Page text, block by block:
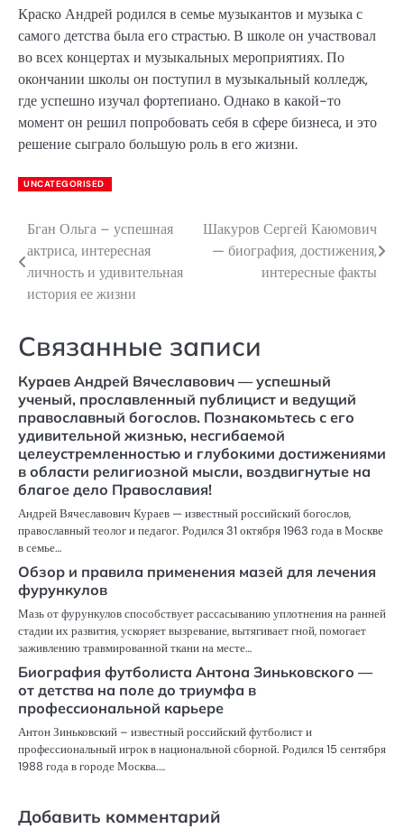
Краско Андрей родился в семье музыкантов и музыка с
самого детства была его страстью. В школе он участвовал
во всех концертах и музыкальных мероприятиях. По
окончании школы он поступил в музыкальный колледж,
где успешно изучал фортепиано. Однако в какой-то
момент он решил попробовать себя в сфере бизнеса, и это
решение сыграло большую роль в его жизни.
UNCATEGORISED
Навигация
по
записям
Бган Ольга – успешная
актриса, интересная
личность и удивительная
история ее жизни
Шакуров Сергей Каюмович
— биография, достижения,
интересные факты
Связанные записи
Кураев Андрей Вячеславович — успешный
ученый, прославленный публицист и ведущий
православный богослов. Познакомьтесь с его
удивительной жизнью, несгибаемой
целеустремленностью и глубокими достижениями
в области религиозной мысли, воздвигнутые на
благое дело Православия!
Андрей Вячеславович Кураев — известный российский богослов,
православный теолог и педагог. Родился 31 октября 1963 года в Москве
в семье…
Обзор и правила применения мазей для лечения
фурункулов
Мазь от фурункулов способствует рассасыванию уплотнения на ранней
стадии их развития, ускоряет вызревание, вытягивает гной, помогает
заживлению травмированной ткани на месте…
Биография футболиста Антона Зиньковского —
от детства на поле до триумфа в
профессиональной карьере
Антон Зиньковский – известный российский футболист и
профессиональный игрок в национальной сборной. Родился 15 сентября
1988 года в городе Москва.…
Добавить комментарий